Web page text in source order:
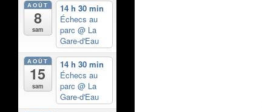
AOÛT
8
sam
14 h 30 min
Échecs au
parc @ La
Gare-d'Eau
AOÛT
15
sam
14 h 30 min
Échecs au
parc @ La
Gare-d'Eau